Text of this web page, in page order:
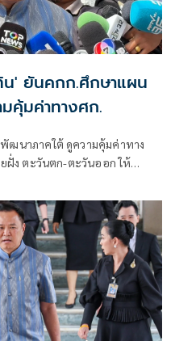
' ยันคกก.ศึกษาแผน
คุ้มค่าทางศก.
ฒนาภาคใต้ ดูความคุ้มค่าทาง
ยฝั่ง ตะวันตก-ตะวันออก ให้